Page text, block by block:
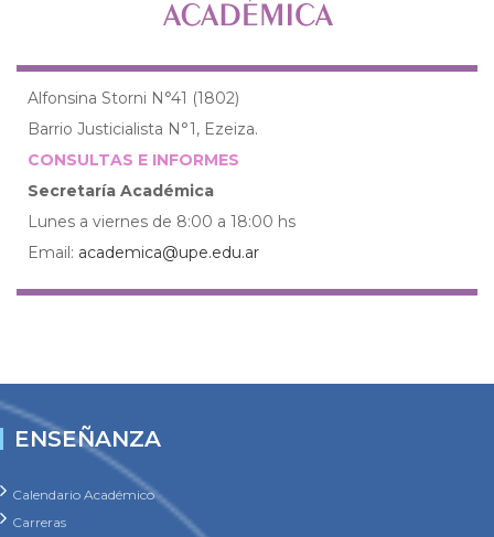
Alfonsina Storni N°41 (1802)
Barrio Justicialista N°1, Ezeiza.
CONSULTAS E INFORMES
Secretaría Académica
Lunes a viernes de 8:00 a 18:00 hs
Email: academica@upe.edu.ar
ENSEÑANZA
Calendario Académico
Carreras